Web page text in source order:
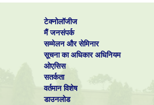
टेक्नोलॉजीज
मैं जनसंपर्क
सम्मेलन और सेमिनार
सूचना का अधिकार अधिनियम
ओएसिस
सतर्कता
वर्तमान विशेष
डाउनलोड